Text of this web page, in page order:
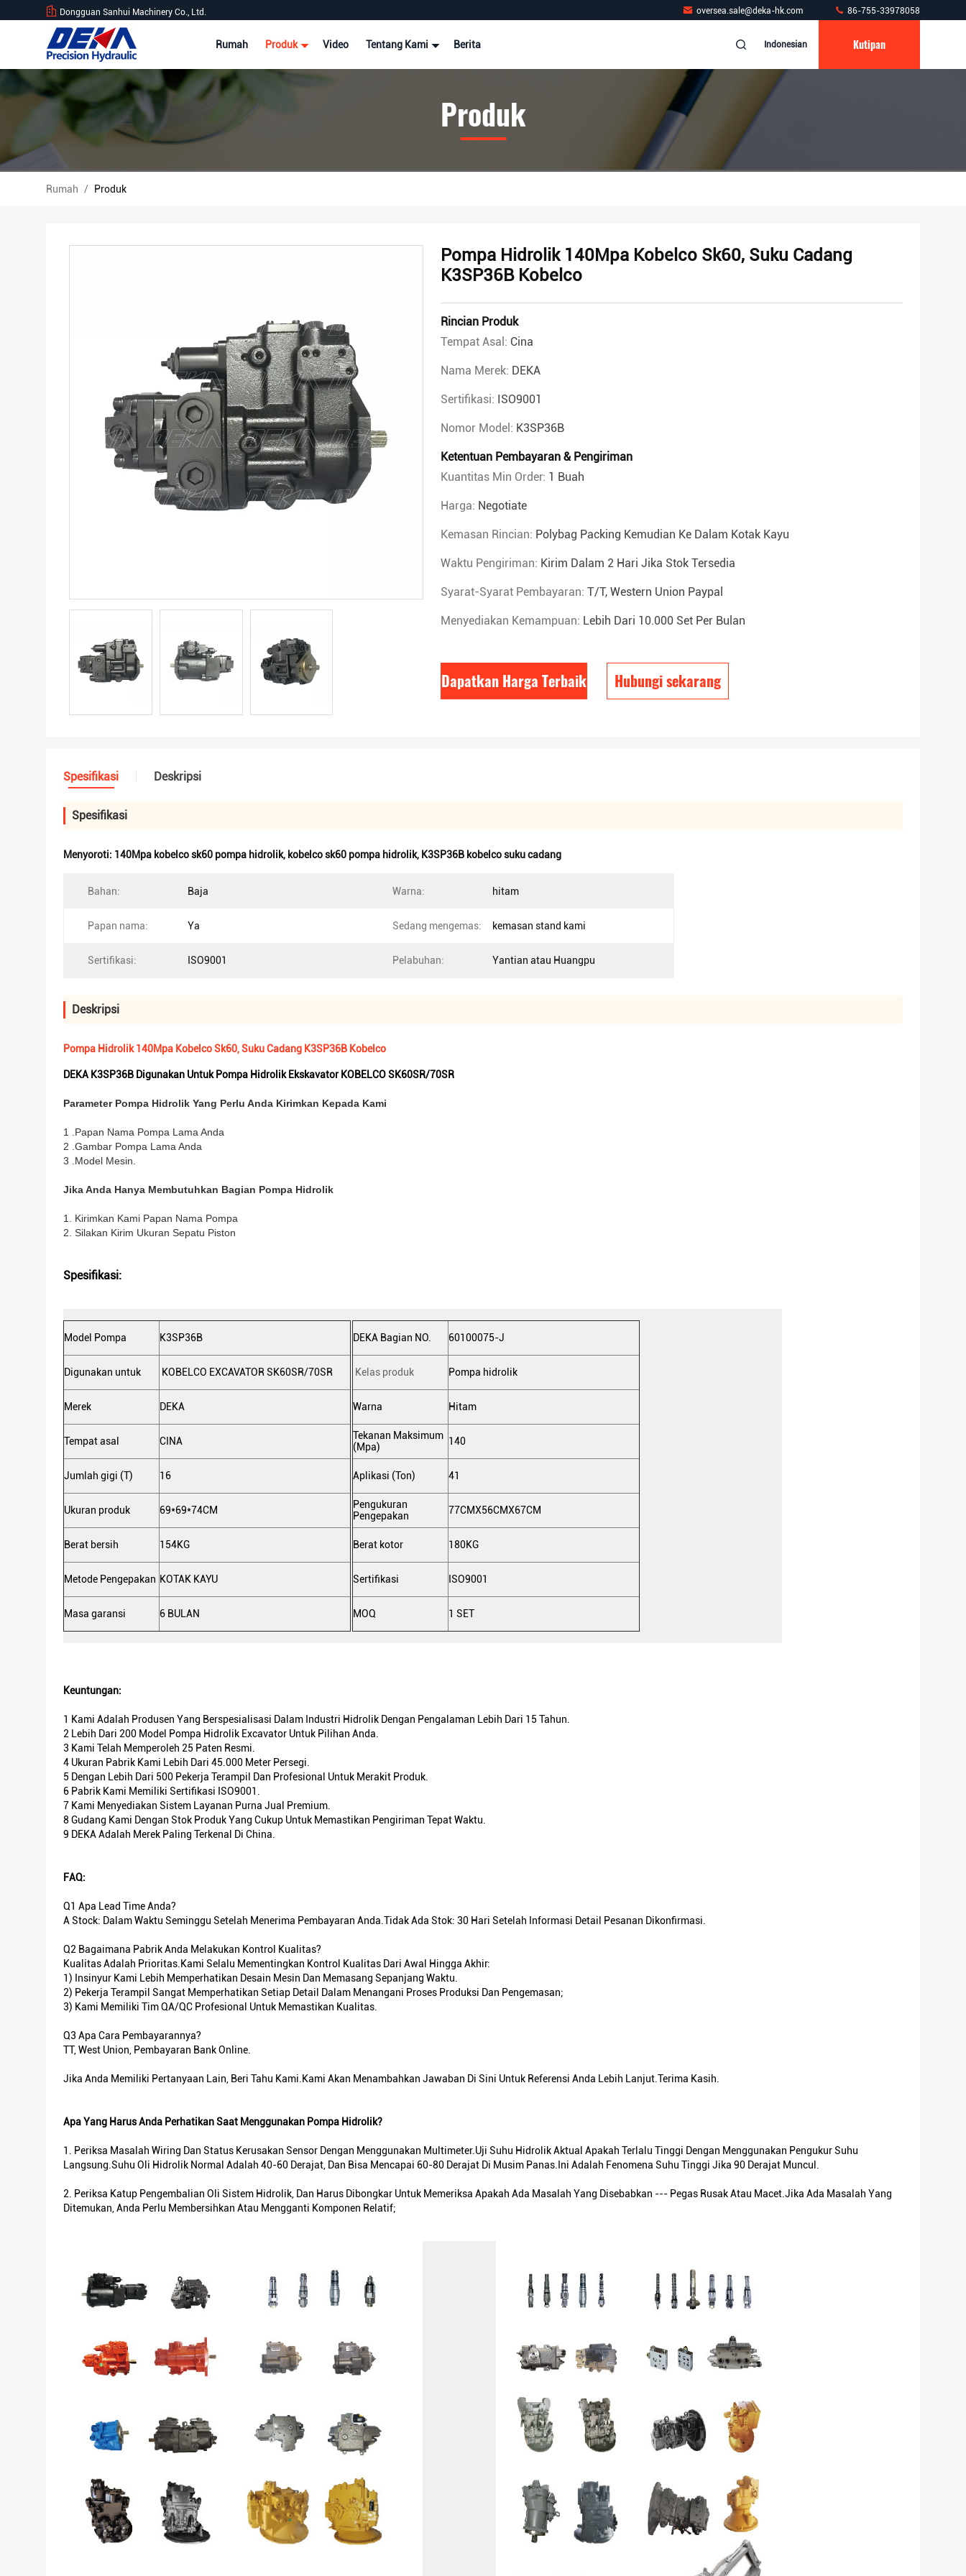
Dongguan Sanhui Machinery Co., Ltd. oversea.sale@deka-hk.com 86-755-33978058
Rumah Produk Video Tentang Kami Berita Indonesian Kutipan
Produk
Rumah / Produk
Pompa Hidrolik 140Mpa Kobelco Sk60, Suku Cadang
K3SP36B Kobelco
Rincian Produk
Tempat Asal: Cina
Nama Merek: DEKA
Sertifikasi: ISO9001
Nomor Model: K3SP36B
Ketentuan Pembayaran & Pengiriman
Kuantitas Min Order: 1 Buah
Harga: Negotiate
Kemasan Rincian: Polybag Packing Kemudian Ke Dalam Kotak Kayu
Waktu Pengiriman: Kirim Dalam 2 Hari Jika Stok Tersedia
Syarat-Syarat Pembayaran: T/T, Western Union Paypal
Menyediakan Kemampuan: Lebih Dari 10.000 Set Per Bulan
Dapatkan Harga Terbaik Hubungi sekarang
Spesifikasi Deskripsi
Spesifikasi
Menyoroti: 140Mpa kobelco sk60 pompa hidrolik, kobelco sk60 pompa hidrolik, K3SP36B kobelco suku cadang
Bahan: Baja Warna: hitam
Papan nama: Ya Sedang mengemas: kemasan stand kami
Sertifikasi: ISO9001 Pelabuhan: Yantian atau Huangpu
Deskripsi
Pompa Hidrolik 140Mpa Kobelco Sk60, Suku Cadang K3SP36B Kobelco
DEKA K3SP36B Digunakan Untuk Pompa Hidrolik Ekskavator KOBELCO SK60SR/70SR
Parameter Pompa Hidrolik Yang Perlu Anda Kirimkan Kepada Kami
1 .Papan Nama Pompa Lama Anda
2 .Gambar Pompa Lama Anda
3 .Model Mesin.
Jika Anda Hanya Membutuhkan Bagian Pompa Hidrolik
1. Kirimkan Kami Papan Nama Pompa
2. Silakan Kirim Ukuran Sepatu Piston
Spesifikasi:
Model Pompa K3SP36B
Digunakan untuk KOBELCO EXCAVATOR SK60SR/70SR
Merek DEKA
Tempat asal CINA
Jumlah gigi (T) 16
Ukuran produk 69*69*74CM
Berat bersih 154KG
Metode Pengepakan KOTAK KAYU
Masa garansi 6 BULAN
DEKA Bagian NO. 60100075-J
Kelas produk Pompa hidrolik
Warna Hitam
Tekanan Maksimum
(Mpa)
140
Aplikasi (Ton) 41
Pengukuran
Pengepakan
77CMX56CMX67CM
Berat kotor 180KG
Sertifikasi ISO9001
MOQ 1 SET
Keuntungan:
1 Kami Adalah Produsen Yang Berspesialisasi Dalam Industri Hidrolik Dengan Pengalaman Lebih Dari 15 Tahun.
2 Lebih Dari 200 Model Pompa Hidrolik Excavator Untuk Pilihan Anda.
3 Kami Telah Memperoleh 25 Paten Resmi.
4 Ukuran Pabrik Kami Lebih Dari 45.000 Meter Persegi.
5 Dengan Lebih Dari 500 Pekerja Terampil Dan Profesional Untuk Merakit Produk.
6 Pabrik Kami Memiliki Sertifikasi ISO9001.
7 Kami Menyediakan Sistem Layanan Purna Jual Premium.
8 Gudang Kami Dengan Stok Produk Yang Cukup Untuk Memastikan Pengiriman Tepat Waktu.
9 DEKA Adalah Merek Paling Terkenal Di China.
FAQ:
Q1 Apa Lead Time Anda?
A Stock: Dalam Waktu Seminggu Setelah Menerima Pembayaran Anda.Tidak Ada Stok: 30 Hari Setelah Informasi Detail Pesanan Dikonfirmasi.
Q2 Bagaimana Pabrik Anda Melakukan Kontrol Kualitas?
Kualitas Adalah Prioritas.Kami Selalu Mementingkan Kontrol Kualitas Dari Awal Hingga Akhir:
1) Insinyur Kami Lebih Memperhatikan Desain Mesin Dan Memasang Sepanjang Waktu.
2) Pekerja Terampil Sangat Memperhatikan Setiap Detail Dalam Menangani Proses Produksi Dan Pengemasan;
3) Kami Memiliki Tim QA/QC Profesional Untuk Memastikan Kualitas.
Q3 Apa Cara Pembayarannya?
TT, West Union, Pembayaran Bank Online.
Jika Anda Memiliki Pertanyaan Lain, Beri Tahu Kami.Kami Akan Menambahkan Jawaban Di Sini Untuk Referensi Anda Lebih Lanjut.Terima Kasih.
Apa Yang Harus Anda Perhatikan Saat Menggunakan Pompa Hidrolik?
1. Periksa Masalah Wiring Dan Status Kerusakan Sensor Dengan Menggunakan Multimeter.Uji Suhu Hidrolik Aktual Apakah Terlalu Tinggi Dengan Menggunakan Pengukur Suhu
Langsung.Suhu Oli Hidrolik Normal Adalah 40-60 Derajat, Dan Bisa Mencapai 60-80 Derajat Di Musim Panas.Ini Adalah Fenomena Suhu Tinggi Jika 90 Derajat Muncul.
2. Periksa Katup Pengembalian Oli Sistem Hidrolik, Dan Harus Dibongkar Untuk Memeriksa Apakah Ada Masalah Yang Disebabkan --- Pegas Rusak Atau Macet.Jika Ada Masalah Yang
Ditemukan, Anda Perlu Membersihkan Atau Mengganti Komponen Relatif;